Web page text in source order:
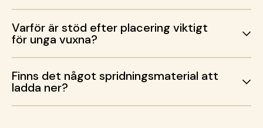
Varför är stöd efter placering viktigt
för unga vuxna?
Finns det något spridningsmaterial att
ladda ner?